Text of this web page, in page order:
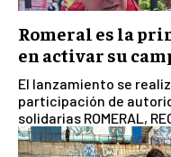
Romeral es la
en activar su
El lanzamiento se
participación de
solidarias ROMERAL,